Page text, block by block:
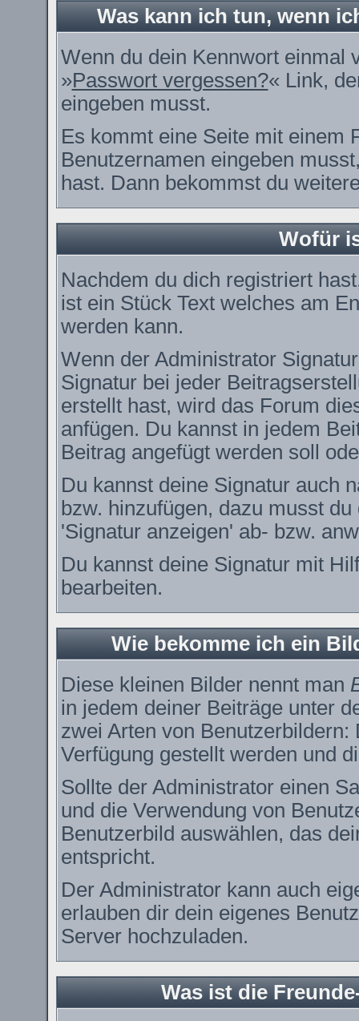
Was kann ich tun, wenn
Wenn du dein Kennwort einmal
»Passwort vergessen?« Link,
eingeben musst.
Es kommt eine Seite mit einem
Benutzernamen eingeben
hast. Dann bekommst du
Wofür
Nachdem du dich registriert
ist ein Stück Text welches am
werden kann.
Wenn der Administrator
Signatur bei jeder
erstellt hast, wird das Forum
anfügen. Du kannst in jedem
Beitrag angefügt werden soll
Du kannst deine Signatur auch
bzw. hinzufügen, dazu musst
'Signatur anzeigen' ab- bzw.
Du kannst deine Signatur mit
bearbeiten.
Wie bekomme ich ein
Diese kleinen Bilder nennt man
in jedem deiner Beiträge unter
zwei Arten von
Verfügung gestellt werden und
Sollte der Administrator einen
und die Verwendung von
Benutzerbild auswählen, das
entspricht.
Der Administrator kann auch
erlauben dir dein eigenes
Server hochzuladen.
Was ist die